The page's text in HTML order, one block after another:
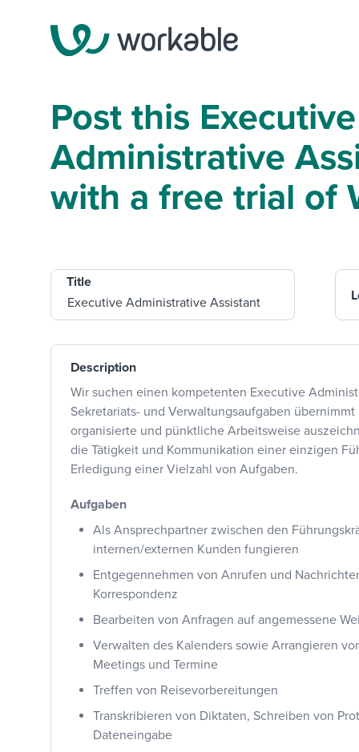
Post this Executive
Administrative
with a free trial of
Title
Description
Wir suchen einen kompetenten Executive
Sekretariats- und Verwaltungsaufgaben
organisierte und pünktliche Arbeitsweise
die Tätigkeit und Kommunikation einer einzigen
Erledigung einer Vielzahl von Aufgaben.
Aufgaben
Als Ansprechpartner zwischen den
internen/externen Kunden fungieren
Entgegennehmen von Anrufen und
Korrespondenz
Bearbeiten von Anfragen auf angemessene
Verwalten des Kalenders sowie Arrangieren
Meetings und Termine
Treffen von Reisevorbereitungen
Transkribieren von Diktaten, Schreiben von
Dateneingabe